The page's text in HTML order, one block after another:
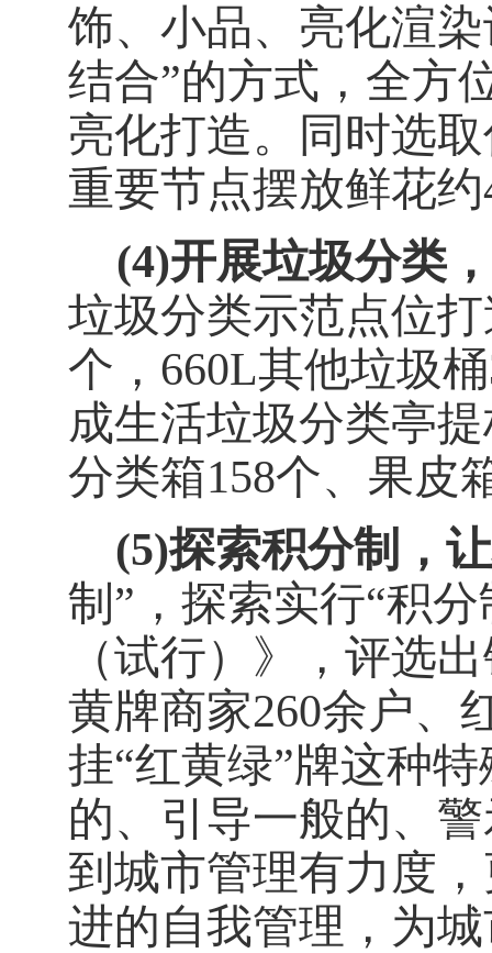
饰、小品、亮化渲
结合”的方式，全方
亮化打造。同时选
重要节点摆放鲜花约
(4)开展垃圾分类
垃圾分类示范点位
个， 660L其他垃圾桶
成生活垃圾分类亭
分类箱158个、果皮
(5)探索积分制，
制”，探索实行“积
（试行）》，评选
黄牌商家260余户、
挂“红黄绿”牌这种
的、引导一般的、
到城市管理有力度
进的自我管理，为